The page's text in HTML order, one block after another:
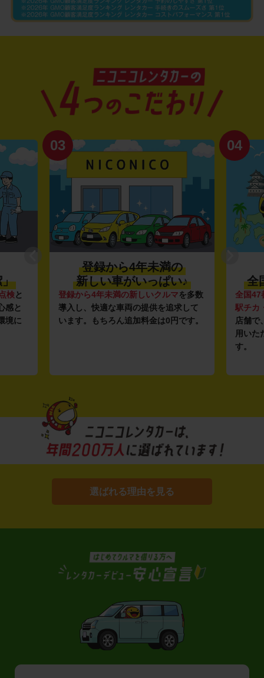
」
検と
感と
境に
03
登録から4年未満の
新しい車がいっぱい♪
登録から4年未満の新しいクルマを多数
導入し、快適な車両の提供を追求して
います。もちろん追加料金は0円です。
04
全
全国47
駅チカ
店舗で
用いた
す。
選ばれる理由を見る